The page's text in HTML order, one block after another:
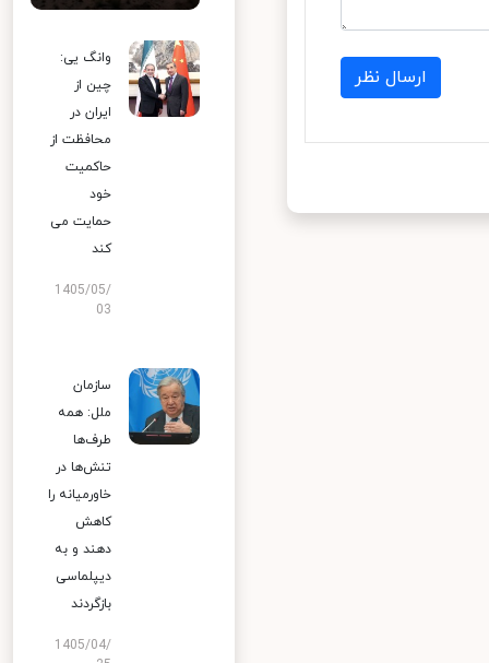
ارسال نظر
وانگ یی:
چین از
ایران در
محافظت از
حاکمیت
خود
حمایت می
کند
1405/05/
03
سازمان
ملل: همه
طرف‌ها
تنش‌ها در
خاورمیانه را
کاهش
دهند و به
دیپلماسی
بازگردند
1405/04/